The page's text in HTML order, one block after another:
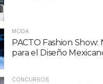
MODA
PACTO Fashion
para el Diseño
CONCURSOS